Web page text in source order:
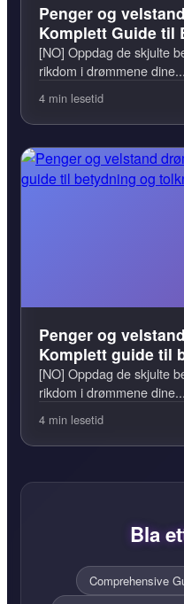
Penger og
Komplett Guide til
[NO] Oppdag de skjulte
rikdom i drømmene dine...
4 min lesetid
Penger og
Komplett guide til
[NO] Oppdag de skjulte
rikdom i drømmene dine...
4 min lesetid
Bla
Comprehensive